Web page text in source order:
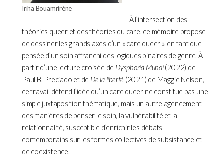
Irina Bouamrirène
À l’intersection des
théories queer et des théories du care, ce mémoire propose
de dessiner les grands axes d’un « care queer », en tant que
pensée d’un soin affranchi des logiques binaires de genre. À
partir d’une lecture croisée de Dysphoria Mundi(2022) de
Paul B. Preciado et de De la liberté (2021) de Maggie Nelson,
ce travail défend l’idée qu’un care queer ne constitue pas une
simple juxtaposition thématique, mais un autre agencement
des manières de penser le soin, la vulnérabilité et la
relationnalité, susceptible d’enrichir les débats
contemporains sur les formes collectives de subsistance et
de coexistence.